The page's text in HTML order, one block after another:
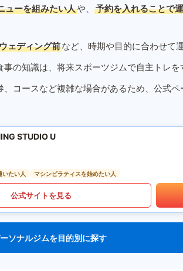
ューを組みたい人や、 予約を入れることで
ェディング前など、時期や目的に合わせて
事の知識は、将来スポーツジムで自主トレを
、コースなど複雑な場合があるため、公式
STUDIO U
いたい人
マシンピラティスを始めたい人
公式サイトを見る
ソナルジムを目的別に探す